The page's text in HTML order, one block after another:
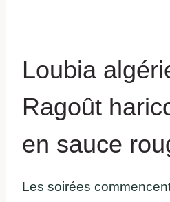
Loubia
Ragoût
en sauce
Les soirées